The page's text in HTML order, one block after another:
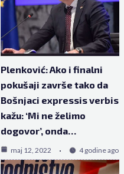
Plenković: Ako i finalni
pokušaji završe tako da
Bošnjaci expressis verbis
kažu: ‘Mi ne želimo
dogovor’, onda…
maj 12, 2022 4 godine ago